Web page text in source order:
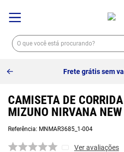
Frete grátis sem
CAMISETA DE
MIZUNO NIRVANA NEW
Referência: MNMAR3685_1-004
Ver avaliações